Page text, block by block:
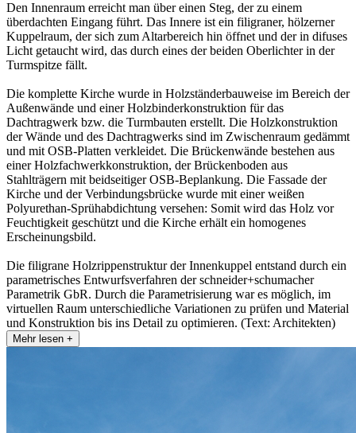
Den Innenraum erreicht man über einen Steg, der zu einem
überdachten Eingang führt. Das Innere ist ein filigraner, hölzerner
Kuppelraum, der sich zum Altarbereich hin öffnet und der in difuses
Licht getaucht wird, das durch eines der beiden Oberlichter in der
Turmspitze fällt.
Die komplette Kirche wurde in Holzständerbauweise im Bereich der
Außenwände und einer Holzbinderkonstruktion für das
Dachtragwerk bzw. die Turmbauten erstellt. Die Holzkonstruktion
der Wände und des Dachtragwerks sind im Zwischenraum gedämmt
und mit OSB-Platten verkleidet. Die Brückenwände bestehen aus
einer Holzfachwerkkonstruktion, der Brückenboden aus
Stahlträgern mit beidseitiger OSB-Beplankung. Die Fassade der
Kirche und der Verbindungsbrücke wurde mit einer weißen
Polyurethan-Sprühabdichtung versehen: Somit wird das Holz vor
Feuchtigkeit geschützt und die Kirche erhält ein homogenes
Erscheinungsbild.
Die filigrane Holzrippenstruktur der Innenkuppel entstand durch ein
parametrisches Entwurfsverfahren der schneider+schumacher
Parametrik GbR. Durch die Parametrisierung war es möglich, im
virtuellen Raum unterschiedliche Variationen zu prüfen und Material
und Konstruktion bis ins Detail zu optimieren. (Text: Architekten)
Mehr lesen +